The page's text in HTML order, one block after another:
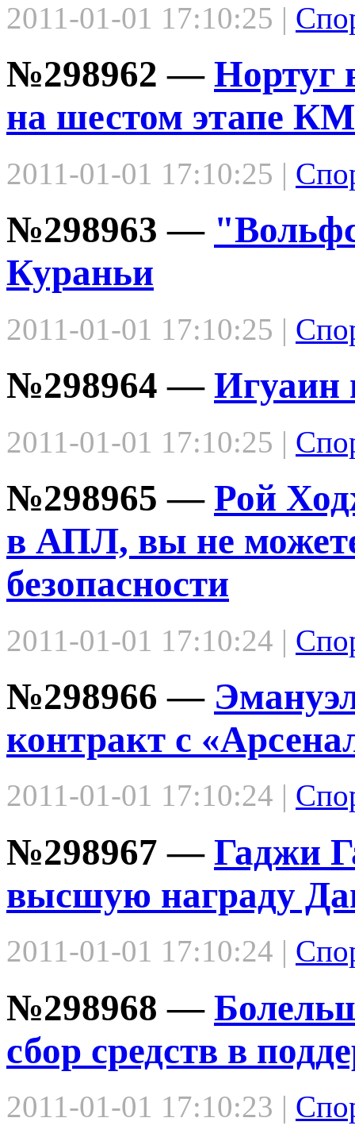
2011-01-01 17:10:25 |
№298962 — Нортуг
на шестом этапе
2011-01-01 17:10:25 |
№298963 —
Кураньи
2011-01-01 17:10:25 |
№298964 — Игуаин
2011-01-01 17:10:25 |
№298965 — Рой
в АПЛ, вы не
безопасности
2011-01-01 17:10:24 |
№298966 —
контракт с
2011-01-01 17:10:24 |
№298967 — Гаджи
высшую награду
2011-01-01 17:10:24 |
№298968 —
сбор средств в
2011-01-01 17:10:23 |